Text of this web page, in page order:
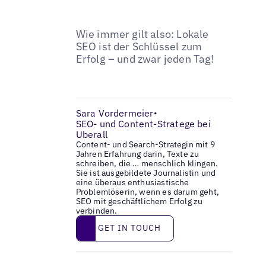
Wie immer gilt also: Lokale
SEO ist der Schlüssel zum
Erfolg – und zwar jeden Tag!
Sara Vordermeier•
SEO- und Content-Stratege bei
Uberall
Content- und Search-Strategin mit 9
Jahren Erfahrung darin, Texte zu
schreiben, die … menschlich klingen.
Sie ist ausgebildete Journalistin und
eine überaus enthusiastische
Problemlöserin, wenn es darum geht,
SEO mit geschäftlichem Erfolg zu
verbinden.
Get in touch
GET IN TOUCH